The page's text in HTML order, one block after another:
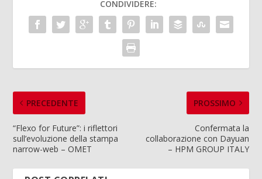
CONDIVIDERE:
PRECEDENTE
“Flexo for Future”: i riflettori
sull’evoluzione della stampa
narrow-web – OMET
PROSSIMO
Confermata la
collaborazione con Dayuan
– HPM GROUP ITALY